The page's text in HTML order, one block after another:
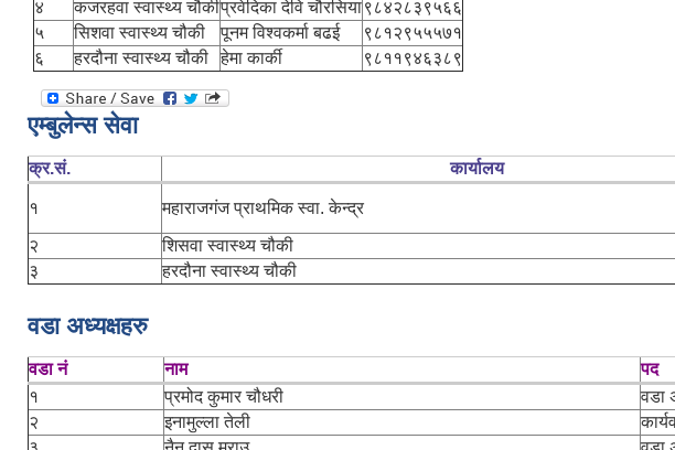
४
कजरहवा स्वास्थ्य चौकीप्रवेदिका देवि चौरसिया९८४२८३९५६६
५
सिशवा स्वास्थ्य चौकी पूनम विश्वकर्मा बढई
९८१२९५५५७१
६
हरदौना स्वास्थ्य चौकी हेमा कार्की ९८११९४६३८९
एम्बुलेन्स सेवा
क्र.सं. कार्यालय
१ महाराजगंज प्राथमिक स्वा. केन्द्र
२
शिसवा स्वास्थ्य चौकी
३
हरदौना स्वास्थ्य चौकी
वडा अध्यक्षहरु
वडा नं नाम पद
१
प्रमोद कुमार चौधरी वडा
२
इनामुल्ला तेली